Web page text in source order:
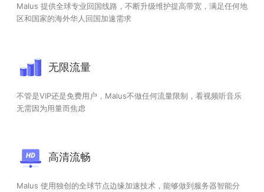
Malus 提供全球专业回国线路，不断升级维护提高带宽，满足任何地
区和国家的海外华人回国加速需求
无限流量
不管是VIP还是免费用户，Malus不做任何流量限制，看视频听音乐
无需因为用量而焦虑
高清流畅
Malus 使用独创的全球节点边缘加速技术，能够做到服务器智能分